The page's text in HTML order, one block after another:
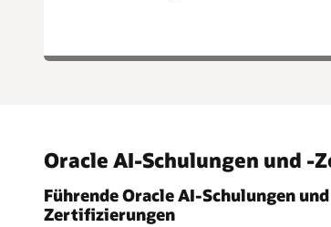
Oracle AI-Schulungen und
Führende Oracle AI-Schulungen
Zertifizierungen